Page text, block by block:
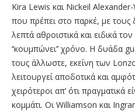
Kira Lewis και Nickeil
που πρέπει στο παρκέ, με
λεπτά αθροιστικά και ειδικά
‘’κουμπώνει’’ χρόνο. Η δυάδα
τους άλλωστε, εκείνη των
λειτουργεί αποδοτικά και
χειρότεροι απ’ ότι πραγματικά
κομμάτι. Οι Williamson και